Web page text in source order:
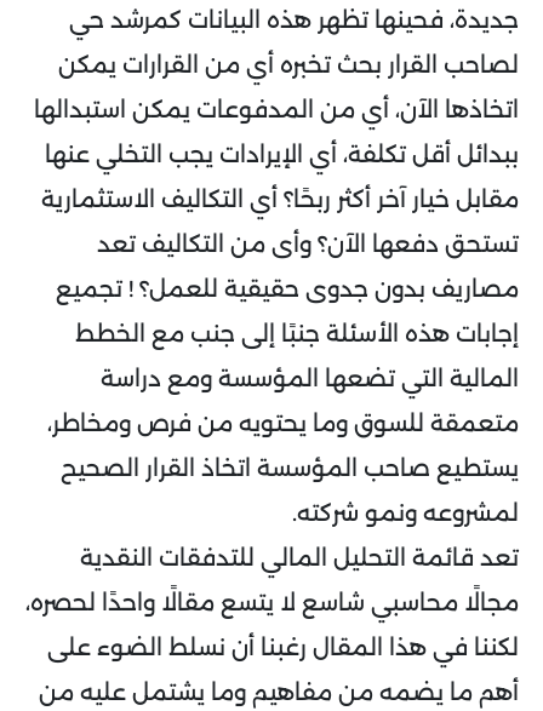
جديدة، فحينها تظهر هذه البيانات كمرشد حي
لصاحب القرار بحث تخبره أي من القرارات يمكن
اتخاذها الآن، أي من المدفوعات يمكن استبدالها
ببدائل أقل تكلفة، أي الإيرادات يجب التخلي عنها
مقابل خيار آخر أكثر ربحًا؟ أي التكاليف الاستثمارية
تستحق دفعها الآن؟ وأى من التكاليف تعد
مصاريف بدون جدوى حقيقية للعمل؟ ! تجميع
إجابات هذه الأسئلة جنبًا إلى جنب مع الخطط
المالية التي تضعها المؤسسة ومع دراسة
متعمقة للسوق وما يحتويه من فرص ومخاطر،
يستطيع صاحب المؤسسة اتخاذ القرار الصحيح
لمشروعه ونمو شركته.
تعد قائمة التحليل المالي للتدفقات النقدية
مجالًا محاسبي شاسع لا يتسع مقالًا واحدًا لحصره،
لكننا في هذا المقال رغبنا أن نسلط الضوء على
أهم ما يضمه من مفاهيم وما يشتمل عليه من